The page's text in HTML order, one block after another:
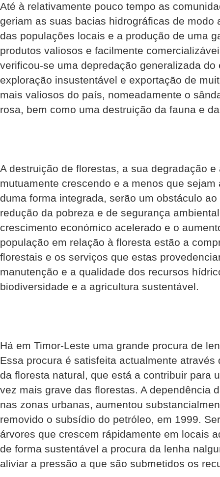
Até à relativamente pouco tempo as
geriam as suas bacias hidrográficas de modo
das populações locais e a produção de uma
produtos valiosos e facilmente
verificou-se uma depredação generalizada
exploração insustentável e exportação de
mais valiosos do país, nomeadamente o
rosa, bem como uma destruição da fauna e
A destruição de florestas, a sua degradação
mutuamente crescendo e a menos que
duma forma integrada, serão um obstáculo
redução da pobreza e de segurança
crescimento económico acelerado e o
população em relação à floresta estão a
florestais e os serviços que estas
manutenção e a qualidade dos recursos
biodiversidade e a agricultura sustentável.
Há em Timor-Leste uma grande procura de
Essa procura é satisfeita actualmente através
da floresta natural, que está a contribuir para
vez mais grave das florestas. A dependência
nas zonas urbanas, aumentou
removido o subsídio do petróleo, em 1999.
árvores que crescem rápidamente em locais
de forma sustentável a procura da lenha
aliviar a pressão a que são submetidos os